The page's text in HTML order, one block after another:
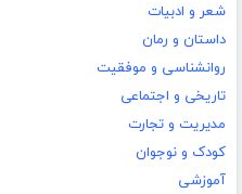
شعر و ادبیات
داستان و رمان
روانشناسی و موفقیت
تاریخی و اجتماعی
مدیریت و تجارت
کودک و نوجوان
آموزشی